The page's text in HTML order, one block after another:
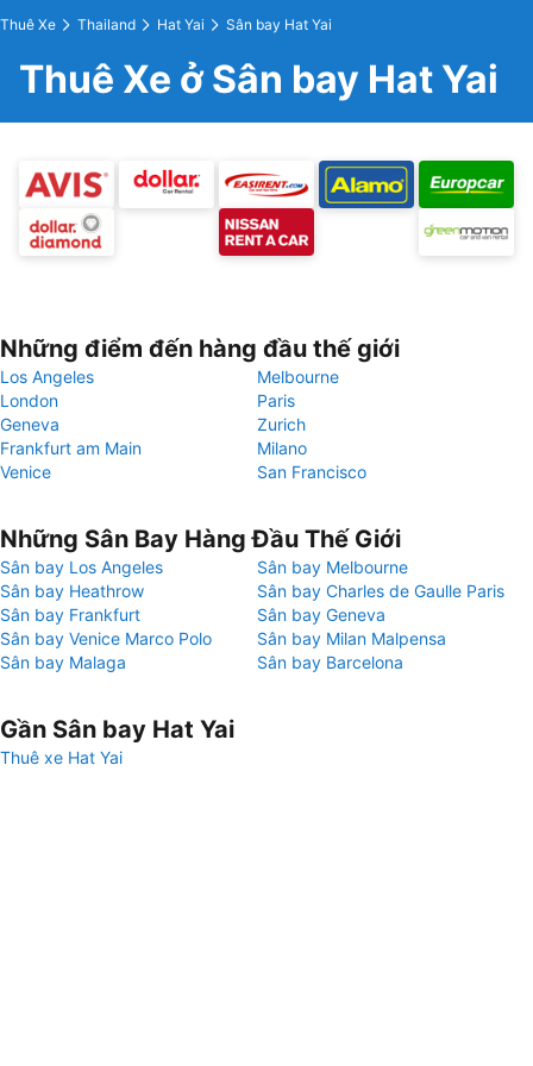
Thuê Xe Thailand Hat Yai Sân bay Hat Yai
Thuê Xe ở Sân bay Hat Yai
Những điểm đến hàng đầu thế giới
Los Angeles
Melbourne
London
Paris
Geneva
Zurich
Frankfurt am Main
Milano
Venice
San Francisco
Những Sân Bay Hàng Đầu Thế Giới
Sân bay Los Angeles
Sân bay Melbourne
Sân bay Heathrow
Sân bay Charles de Gaulle Paris
Sân bay Frankfurt
Sân bay Geneva
Sân bay Venice Marco Polo
Sân bay Milan Malpensa
Sân bay Malaga
Sân bay Barcelona
Gần Sân bay Hat Yai
Thuê xe Hat Yai